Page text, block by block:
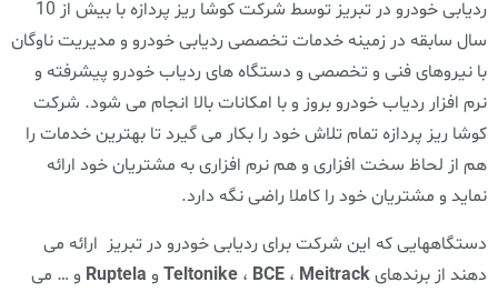
ردیابی خودرو در تبریز توسط شرکت کوشا ریز پردازه با بیش از 10
سال سابقه در زمینه خدمات تخصصی ردیابی خودرو و مدیریت ناوگان
با نیروهای فنی و تخصصی و دستگاه های ردیاب خودرو پیشرفته و
نرم افزار ردیاب خودرو بروز و با امکانات بالا انجام می شود. شرکت
کوشا ریز پردازه تمام تلاش خود را بکار می گیرد تا بهترین خدمات را
هم از لحاظ سخت افزاری و هم نرم افزاری به مشتریان خود ارائه
نماید و مشتریان خود را کاملا راضی نگه دارد.
دستگاههایی که این شرکت برای ردیابی خودرو در تبریز ارائه می
دهند از برندهای
Teltonike ، BCE ، Meitrack و Ruptela و … می